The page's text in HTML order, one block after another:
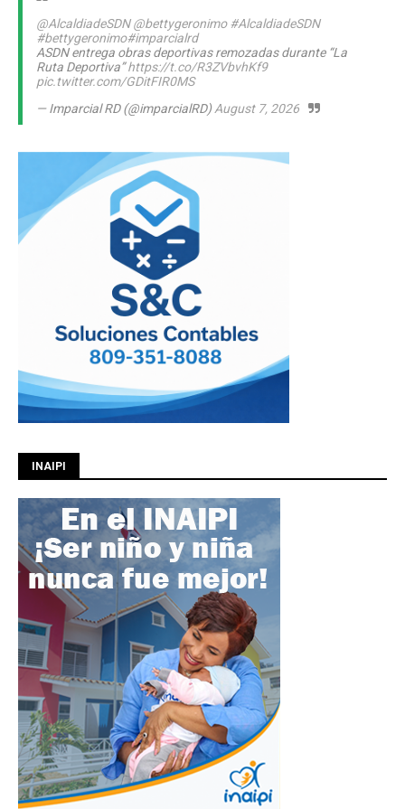
@AlcaldiadeSDN @bettygeronimo #AlcaldiadeSDN
#bettygeronimo#imparcialrd
ASDN entrega obras deportivas remozadas durante “La
Ruta Deportiva”https://t.co/R3ZVbvhKf9
pic.twitter.com/GDitFIR0MS
— Imparcial RD (@imparcialRD)August 7, 2026
INAIPI